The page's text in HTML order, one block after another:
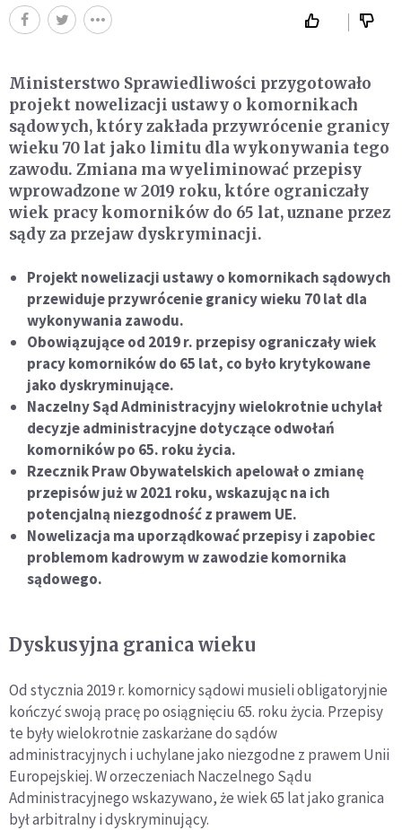
Ministerstwo Sprawiedliwości przygotowało
projekt nowelizacji ustawy o komornikach
sądowych, który zakłada przywrócenie granicy
wieku 70 lat jako limitu dla wykonywania tego
zawodu. Zmiana ma wyeliminować przepisy
wprowadzone w 2019 roku, które ograniczały
wiek pracy komorników do 65 lat, uznane przez
sądy za przejaw dyskryminacji.
Projekt nowelizacji ustawy o komornikach sądowych
przewiduje przywrócenie granicy wieku 70 lat dla
wykonywania zawodu.
Obowiązujące od 2019 r. przepisy ograniczały wiek
pracy komorników do 65 lat, co było krytykowane
jako dyskryminujące.
Naczelny Sąd Administracyjny wielokrotnie uchylał
decyzje administracyjne dotyczące odwołań
komorników po 65. roku życia.
Rzecznik Praw Obywatelskich apelował o zmianę
przepisów już w 2021 roku, wskazując na ich
potencjalną niezgodność z prawem UE.
Nowelizacja ma uporządkować przepisy i zapobiec
problemom kadrowym w zawodzie komornika
sądowego.
Dyskusyjna granica wieku
Od stycznia 2019 r. komornicy sądowi musieli obligatoryjnie
kończyć swoją pracę po osiągnięciu 65. roku życia. Przepisy
te były wielokrotnie zaskarżane do sądów
administracyjnych i uchylane jako niezgodne z prawem Unii
Europejskiej. W orzeczeniach Naczelnego Sądu
Administracyjnego wskazywano, że wiek 65 lat jako granica
był arbitralny i dyskryminujący.